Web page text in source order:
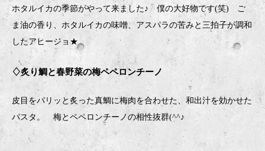
ホタルイカの季節がやって来ました♪ 僕の大好物です(笑) ご
ま油の香り、ホタルイカの味噌、アスパラの苦みと三拍子が調和
したアヒージョ★
♢炙り鯛と春野菜の梅ペペロンチーノ
皮目をパリッと炙った真鯛に梅肉を合わせた、和出汁を効かせた
パスタ。 梅とペペロンチーノの相性抜群(^^♪